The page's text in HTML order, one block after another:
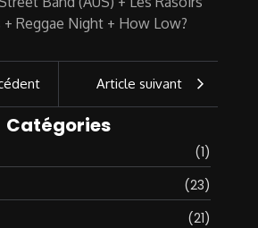
Article suivant
Catégories
(1)
(23)
(21)